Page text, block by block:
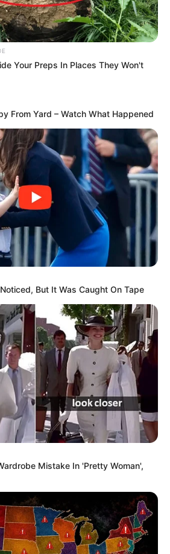
Your Preps In Places They Won't
From Yard – Watch What Happened
But It Was Caught On Tape
Mistake In 'Pretty Woman',